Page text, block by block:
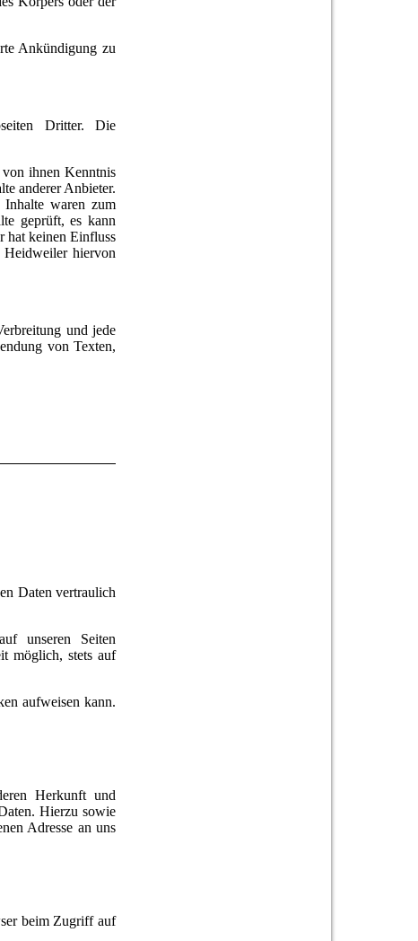
Ankündigung zu
Dritter. Die
ihnen Kenntnis
anderer Anbieter.
waren zum
geprüft, es kann
hat keinen Einfluss
Heidweiler hiervon
und jede
von Texten,
Daten vertraulich
unseren Seiten
möglich, stets auf
aufweisen kann.
Herkunft und
Hierzu sowie
Adresse an uns
beim Zugriff auf